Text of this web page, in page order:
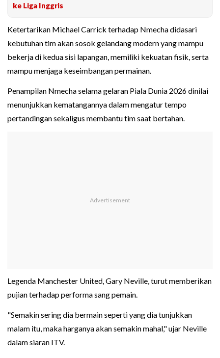
ke Liga Inggris
Ketertarikan Michael Carrick terhadap Nmecha didasari
kebutuhan tim akan sosok gelandang modern yang mampu
bekerja di kedua sisi lapangan, memiliki kekuatan fisik, serta
mampu menjaga keseimbangan permainan.
Penampilan Nmecha selama gelaran Piala Dunia 2026 dinilai
menunjukkan kematangannya dalam mengatur tempo
pertandingan sekaligus membantu tim saat bertahan.
Legenda Manchester United, Gary Neville, turut memberikan
pujian terhadap performa sang pemain.
"Semakin sering dia bermain seperti yang dia tunjukkan
malam itu, maka harganya akan semakin mahal," ujar Neville
dalam siaran ITV.